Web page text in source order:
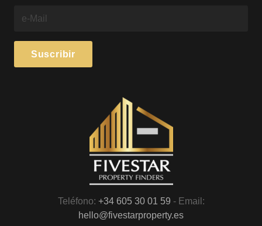
Teléfono: +34 605 30 01 59 - Email:
hello@fivestarproperty.es